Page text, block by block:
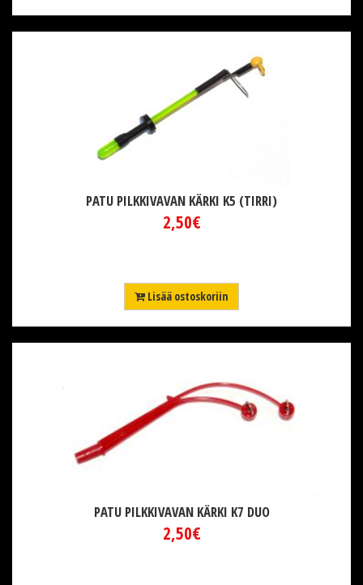
PATU PILKKIVAVAN KÄRKI K5 (TIRRI)
2,50€
Lisää ostoskoriin
PATU PILKKIVAVAN KÄRKI K7 DUO
2,50€